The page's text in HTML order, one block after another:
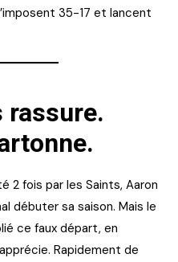
35-17 et lancent
rassure.
2 fois par les Saints, Aaron
débuter sa saison. Mais le
ce faux départ, en
Rapidement de